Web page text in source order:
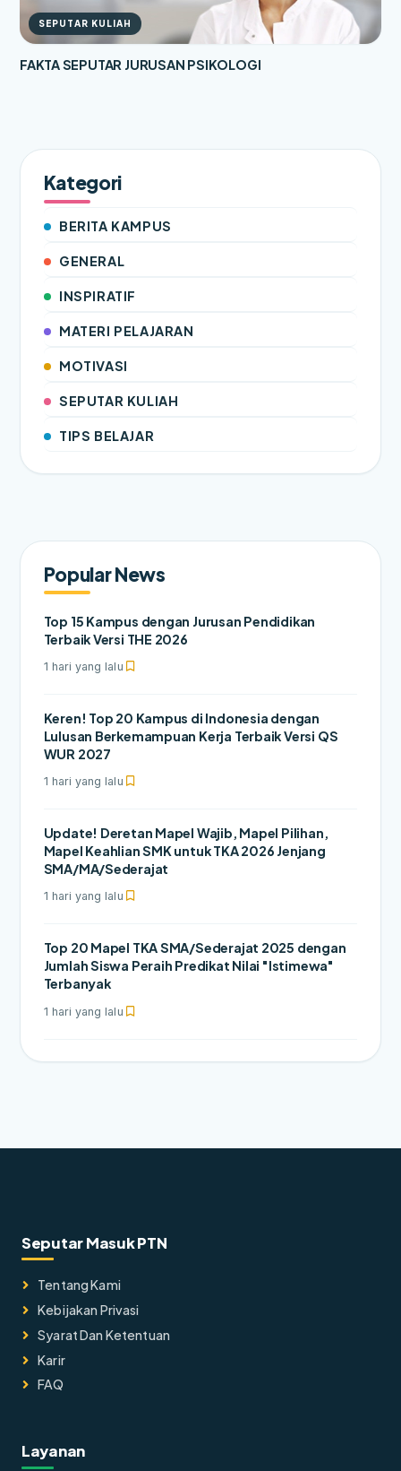
SEPUTAR KULIAH
FAKTA SEPUTAR JURUSAN PSIKOLOGI
Kategori
BERITA KAMPUS
GENERAL
INSPIRATIF
MATERI PELAJARAN
MOTIVASI
SEPUTAR KULIAH
TIPS BELAJAR
Popular News
Top 15 Kampus dengan Jurusan Pendidikan
Terbaik Versi THE 2026
1 hari yang lalu
Keren! Top 20 Kampus di Indonesia dengan
Lulusan Berkemampuan Kerja Terbaik Versi QS
WUR 2027
1 hari yang lalu
Update! Deretan Mapel Wajib, Mapel Pilihan,
Mapel Keahlian SMK untuk TKA 2026 Jenjang
SMA/MA/Sederajat
1 hari yang lalu
Top 20 Mapel TKA SMA/Sederajat 2025 dengan
Jumlah Siswa Peraih Predikat Nilai "Istimewa"
Terbanyak
1 hari yang lalu
Seputar Masuk PTN
Tentang Kami
Kebijakan Privasi
Syarat Dan Ketentuan
Karir
FAQ
Layanan